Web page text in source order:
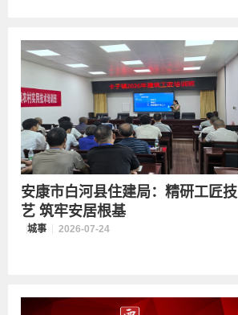
安康市白河县住建局：精研工匠技
艺 筑牢安居根基
城事 2026-07-24